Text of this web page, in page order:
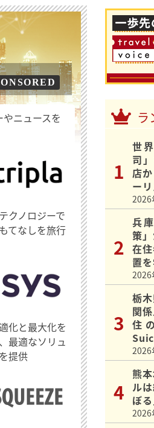
ニュースを
クノロジーで
てなしを旅行
化と最大化を
最適なソリュ
提供
ラ
世
司
店
ー
2026
兵
策
在
置
2026
栃
関
住
2026
熊
ル
ぼ
2026